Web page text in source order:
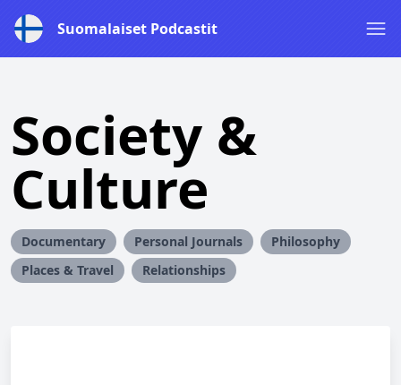
Suomalaiset Podcastit
Society &
Culture
Documentary Personal Journals
Philosophy
Places & Travel
Relationships